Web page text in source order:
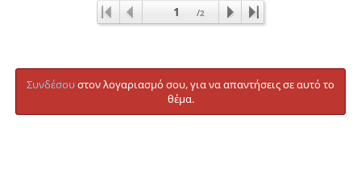
1 /2
Συνδέσουστον λογαριασμό σου, για να απαντήσεις σε αυτό το
θέμα.